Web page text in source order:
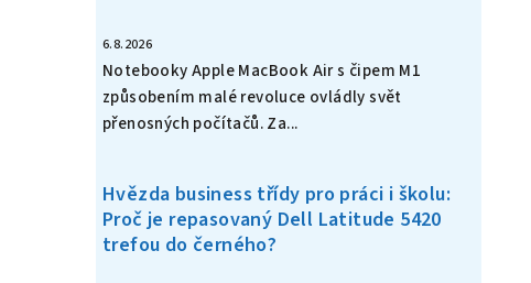
6.8.2026
Notebooky Apple MacBook Air s čipem M1
způsobením malé revoluce ovládly svět
přenosných počítačů. Za...
Hvězda business třídy pro práci i školu:
Proč je repasovaný Dell Latitude 5420
trefou do černého?